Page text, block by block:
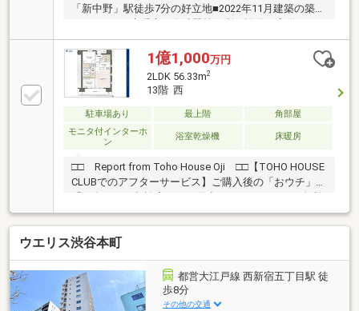
「新中野」駅徒歩7分の好立地■2022年11月建築の築浅
ト飼育相談可能(規約にて制限有)■コンビニやスーパ
ー、ドラッグストアが徒歩5分圏内にあり生活に大変
便利です■コインランドリーが目の前にあり、お布団
やスーツ等のクリーニングも◎■室内空室のため、即
日ご案内可能です！
1億1,000万円
2LDK 56.33m2
13階 西
駐車場あり 最上階
角部屋
モニタ付インターホ
ン
浴室乾燥機 床暖房
□□ Report from Toho House Oji □□【TOHO HOUSE
CLUBでのアフターサービス】ご購入後の「おウチ」と
上昇時のリスクヘッジ、借換え相談、繰上返済のタイ
ミング、各種保険の見直し・・・etc・おウチの設備保
証や定期点検、駆け付けサービス・・・etc購入前のタ
イミングは勿論、購入後のご不安につきましてもご相
談可能です！まずはお気軽に現地をご覧下さいませ。
物件の詳細について、ご見学希望のお客様は下記番号
までお気軽にご連絡下さい。お問い合わせ専用フリー
ウエリス渋谷本町
都営大江戸線 西新宿五丁目駅 徒
歩8分
その他の交通